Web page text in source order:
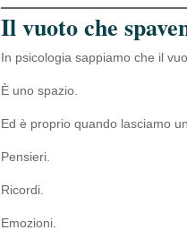
Il vuoto che
In psicologia sappiamo che il
È uno spazio.
Ed è proprio quando lasciamo
Pensieri.
Ricordi.
Emozioni.